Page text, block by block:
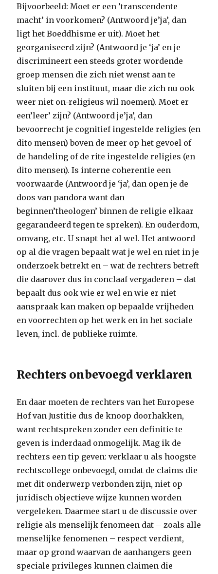
Bijvoorbeeld: Moet er een ’transcendente
macht’ in voorkomen? (Antwoord je’ja’, dan
ligt het Boeddhisme er uit). Moet het
georganiseerd zijn? (Antwoord je ‘ja’ en je
discrimineert een steeds groter wordende
groep mensen die zich niet wenst aan te
sluiten bij een instituut, maar die zich nu ook
weer niet on-religieus wil noemen). Moet er
een’leer’ zijn? (Antwoord je’ja’, dan
bevoorrecht je cognitief ingestelde religies (en
dito mensen) boven de meer op het gevoel of
de handeling of de rite ingestelde religies (en
dito mensen). Is interne coherentie een
voorwaarde (Antwoord je ‘ja’, dan open je de
doos van pandora want dan
beginnen’theologen’ binnen de religie elkaar
gegarandeerd tegen te spreken). En ouderdom,
omvang, etc. U snapt het al wel. Het antwoord
op al die vragen bepaalt wat je wel en niet in je
onderzoek betrekt en – wat de rechters betreft
die daarover dus in conclaaf vergaderen – dat
bepaalt dus ook wie er wel en wie er niet
aanspraak kan maken op bepaalde vrijheden
en voorrechten op het werk en in het sociale
leven, incl. de publieke ruimte.
Rechters onbevoegd verklaren
En daar moeten de rechters van het Europese
Hof van Justitie dus de knoop doorhakken,
want rechtspreken zonder een definitie te
geven is inderdaad onmogelijk. Mag ik de
rechters een tip geven: verklaar u als hoogste
rechtscollege onbevoegd, omdat de claims die
met dit onderwerp verbonden zijn, niet op
juridisch objectieve wijze kunnen worden
vergeleken. Daarmee start u de discussie over
religie als menselijk fenomeen dat – zoals alle
menselijke fenomenen – respect verdient,
maar op grond waarvan de aanhangers geen
speciale privileges kunnen claimen die